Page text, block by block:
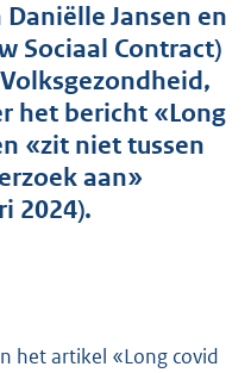
d
s
g
r
o
t
t
b
Jansen en
Sociaal Contract)
het bericht «Long
«zit niet tussen
aan»
2024).
het artikel «Long covid